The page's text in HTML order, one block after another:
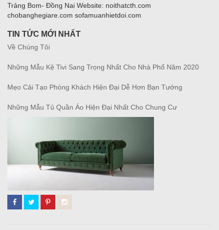
Trảng Bom- Đồng Nai Website: noithatcth.com
chobanghegiare.com sofamuanhietdoi.com
TIN TỨC MỚI NHẤT
Về Chúng Tôi
Những Mẫu Kệ Tivi Sang Trọng Nhất Cho Nhà Phố Năm 2020
Mẹo Cải Tạo Phòng Khách Hiện Đại Dễ Hơn Bạn Tưởng
Những Mẫu Tủ Quần Áo Hiện Đại Nhất Cho Chung Cư